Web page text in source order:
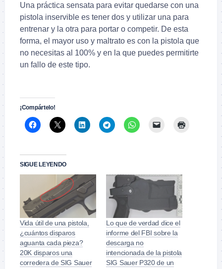
Una práctica sensata para evitar quedarse con una
pistola inservible es tener dos y utilizar una para
entrenar y la otra para portar o competir. De esta
forma, el mayor uso y maltrato es con la pistola que
no necesitas al 100% y en la que puedes permitirte
un fallo de este tipo.
¡Compártelo!
SIGUE LEYENDO
Vida útil de una pistola,
¿cuántos disparos
aguanta cada pieza?
20K disparos una
corredera de SIG Sauer
Lo que de verdad dice el
informe del FBI sobre la
descarga no
intencionada de la pistola
SIG Sauer P320 de un